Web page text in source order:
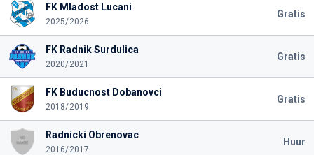
FK Mladost Lucani
2025/2026
Gratis
FK Radnik Surdulica
2020/2021
Gratis
FK Buducnost Dobanovci
2018/2019
Gratis
Radnicki Obrenovac
2016/2017
Huur